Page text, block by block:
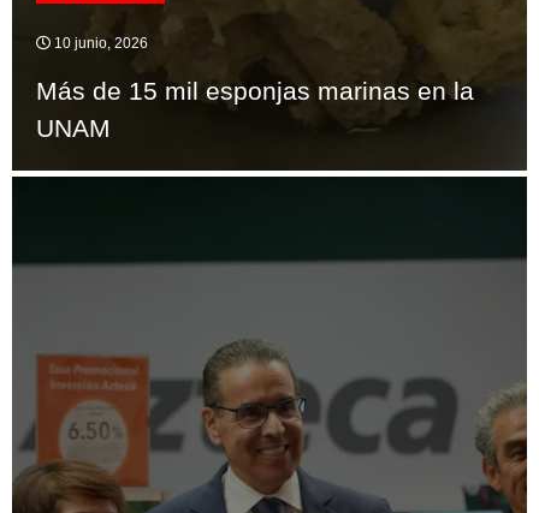
10 junio, 2026
Más de 15 mil esponjas marinas en la
UNAM